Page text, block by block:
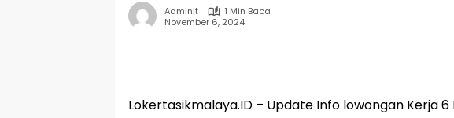
Adminlt
1 Min Baca
November 6, 2024
Lokertasikmalaya.ID – Update Info lowongan Kerja